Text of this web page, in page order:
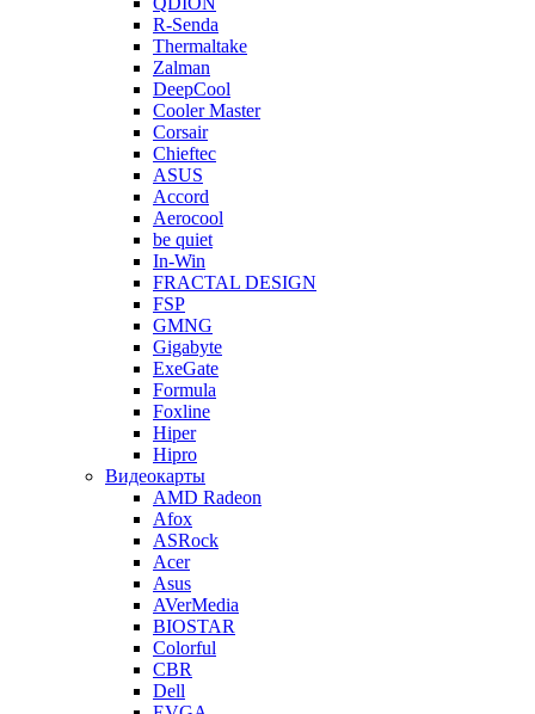
R-Senda
Thermaltake
Zalman
DeepCool
Cooler Master
Corsair
Chieftec
ASUS
Accord
Aerocool
be quiet
In-Win
FRACTAL DESIGN
FSP
GMNG
Gigabyte
ExeGate
Formula
Foxline
Hiper
Hipro
Видеокарты
AMD Radeon
Afox
ASRock
Acer
Asus
AVerMedia
BIOSTAR
Colorful
CBR
Dell